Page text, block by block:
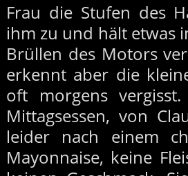
Frau die Stufen des
ihm zu und hält etwas
Brüllen des Motors
erkennt aber die
oft morgens
Mittagsessen, von
leider nach einem
Mayonnaise, keine